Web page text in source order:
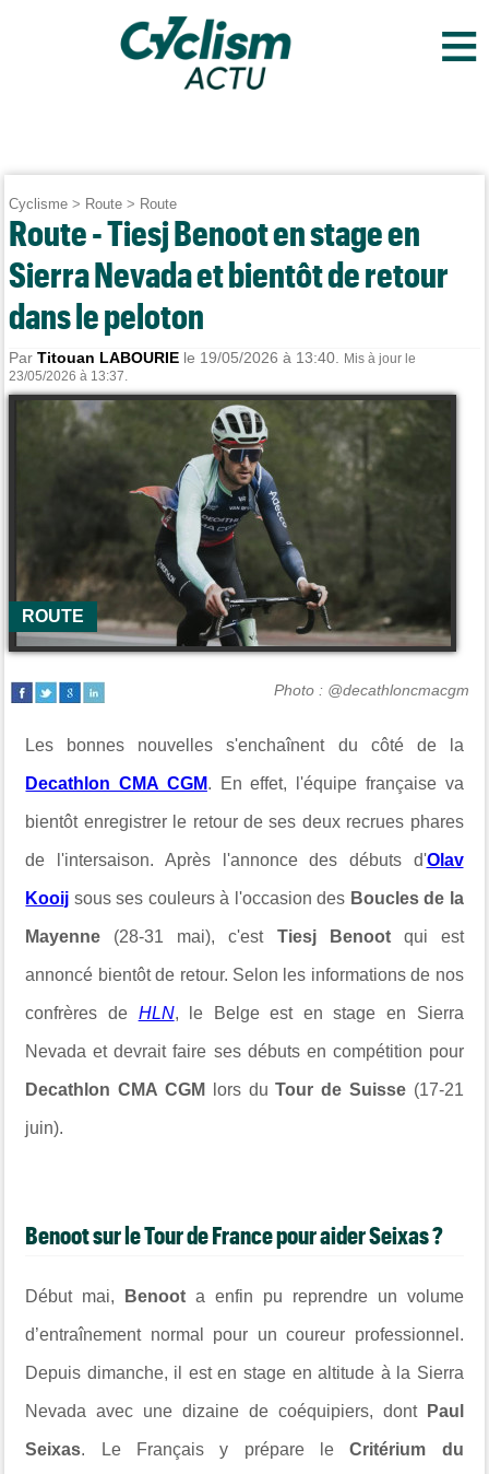
≡
Cyclisme > Route > Route
Route - Tiesj Benoot en stage en
Sierra Nevada et bientôt de retour
dans le peloton
ParTitouan LABOURIE le 19/05/2026 à 13:40.
Mis à jour le
23/05/2026 à 13:37.
ROUTE
Photo : @decathloncmacgm
Les bonnes nouvelles s'enchaînent du côté de la
Decathlon CMA CGM. En effet, l'équipe française va
bientôt enregistrer le retour de ses deux recrues phares
de l'intersaison. Après l'annonce des débuts d'Olav
Kooij sous ses couleurs à l'occasion des Boucles de la
Mayenne (28-31 mai), c'estTiesj Benoot qui est
annoncé bientôt de retour. Selon les informations de nos
confrères de HLN, le Belge est en stage en Sierra
Nevada et devrait faire ses débuts en compétition pour
Decathlon CMA CGM lors duTour de Suisse (17-21
juin).
Benoot sur le Tour de France pour aider Seixas ?
Début mai, Benoota enfin pu reprendre un volume
d’entraînement normal pour un coureur professionnel.
Depuis dimanche, il est en stage en altitude à la Sierra
Nevada avec une dizaine de coéquipiers, dont Paul
Seixas. Le Français y prépare leCritérium du